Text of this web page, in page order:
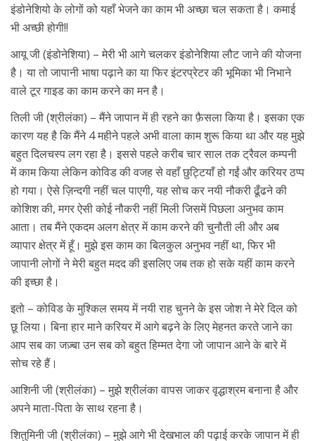
इंडोनेशियो के लोगों को यहाँ भेजने का काम भी अच्छा चल सकता है। कमाई
भी अच्छी होगी!!
आयू जी (इंडोनेशिया) – मेरी भी आगे चलकर इंडोनेशिया लौट जाने की योजना
है। या तो जापानी भाषा पढ़ाने का या फिर इंटरप्रेटर की भूमिका भी निभाने
वाले टूर गाइड का काम करने का मन है।
तिली जी (श्रीलंका) – मैंने जापान में ही रहने का फ़ैसला किया है। इसका एक
कारण यह है कि मैंने 4 महीने पहले अभी वाला काम शुरू किया था और यह मुझे
बहुत दिलचस्प लग रहा है। इससे पहले करीब चार साल तक ट्रैवल कम्पनी
में काम किया लेकिन कोविड की वजह से वहाँ छुट्टियाँ हो गईं और करियर ठप्प
हो गया। ऐसे ज़िन्दगी नहीं चल पाएगी, यह सोच कर नयी नौकरी ढूँढने की
कोशिश की, मगर ऐसी कोई नौकरी नहीं मिली जिसमें पिछला अनुभव काम
आता। तब मैंने एकदम अलग क्षेत्र में काम करने की चुनौती ली और अब
व्यापार क्षेत्र में हूँ। मुझे इस काम का बिलकुल अनुभव नहीं था, फिर भी
जापानी लोगों ने मेरी बहुत मदद की इसलिए जब तक हो सके यहीं काम करने
की इच्छा है।
इतो – कोविड के मुश्किल समय में नयी राह चुनने के इस जोश ने मेरे दिल को
छू लिया। बिना हार माने करियर में आगे बढ़ने के लिए मेहनत करते जाने का
आप सब का जज़्बा उन सब को बहुत हिम्मत देगा जो जापान आने के बारे में
सोच रहे हैं।
आशिनी जी (श्रीलंका) – मुझे श्रीलंका वापस जाकर वृद्धाश्रम बनाना है और
अपने माता-पिता के साथ रहना है।
शितुमिनी जी (श्रीलंका) – मुझे आगे भी देखभाल की पढ़ाई करके जापान में ही